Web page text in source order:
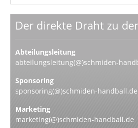
Der direkte Draht zu
Abteilungsleitung
abteilungsleitung(@)schmiden-
Sponsoring
sponsoring(@)schmiden-handball.de
Marketing
marketing(@)schmiden-handball.de